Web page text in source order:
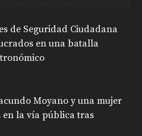
de Seguridad Ciudadana
en una batalla
Moyano y una mujer
la vía pública tras